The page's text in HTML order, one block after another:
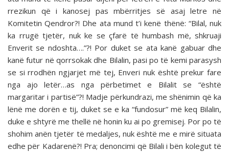
rrezikun që i kanosej pas mbërritjes së asaj letre në
Komitetin Qendror?! Dhe ata mund t’i kenë thënë: “Bilal, nuk
ka rrugë tjetër, nuk ke se çfarë të humbash më, shkruaji
Enverit se ndoshta….”?! Por duket se ata kanë gabuar dhe
kanë futur në qorrsokak dhe Bilalin, pasi po të kemi parasysh
se si rrodhën ngjarjet më tej, Enveri nuk është prekur fare
nga ajo letër…as nga përbetimet e Bilalit se “është
margaritar i partisë”?! Madje përkundrazi, me shënimin që ka
lënë me dorën e tij, duket se e ka “fundosur” më keq Bilalin,
duke e shtyrë me thellë në honin ku ai po gremisej. Por po të
shohim anën tjetër të medaljes, nuk është me e mirë situata
edhe për Kadarenë?! Pra; denoncimi që Bilali i bën kolegut të